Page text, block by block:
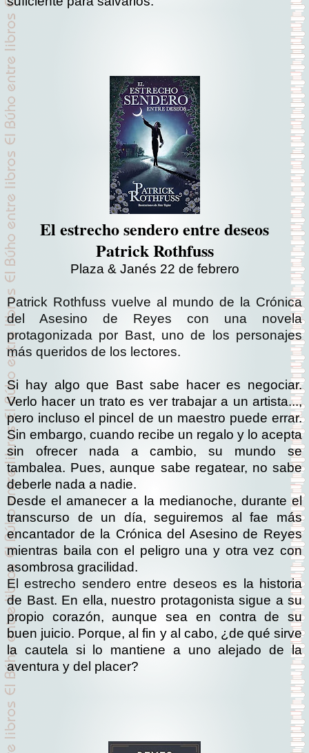
El estrecho sendero entre deseos
Patrick Rothfuss
Plaza & Janés 22 de febrero
Patrick Rothfuss vuelve al mundo de la Crónica
del Asesino de Reyes con una novela
protagonizada por Bast, uno de los personajes
más queridos de los lectores.
Si hay algo que Bast sabe hacer es negociar.
Verlo hacer un trato es ver trabajar a un artista...,
pero incluso el pincel de un maestro puede errar.
Sin embargo, cuando recibe un regalo y lo acepta
sin ofrecer nada a cambio, su mundo se
tambalea. Pues, aunque sabe regatear, no sabe
deberle nada a nadie.
Desde el amanecer a la medianoche, durante el
transcurso de un día, seguiremos al fae más
encantador de la Crónica del Asesino de Reyes
mientras baila con el peligro una y otra vez con
asombrosa gracilidad.
El estrecho sendero entre deseos es la historia
de Bast. En ella, nuestro protagonista sigue a su
propio corazón, aunque sea en contra de su
buen juicio. Porque, al fin y al cabo, ¿de qué sirve
la cautela si lo mantiene a uno alejado de la
aventura y del placer?